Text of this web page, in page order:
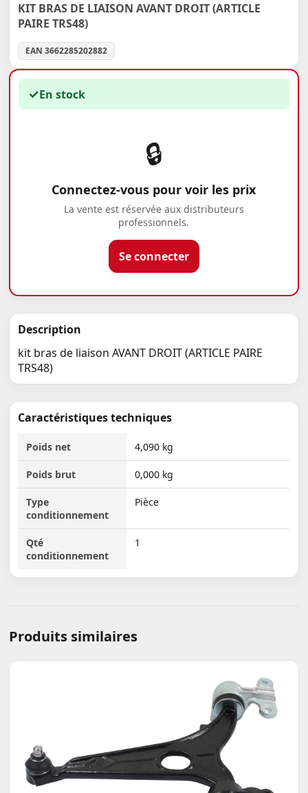
KIT BRAS DE LIAISON AVANT DROIT (ARTICLE
PAIRE TRS48)
EAN 3662285202882
✓En stock
🔒
Connectez-vous pour voir les prix
La vente est réservée aux distributeurs
professionnels.
Se connecter
Description
kit bras de liaison AVANT DROIT (ARTICLE PAIRE
TRS48)
Caractéristiques techniques
Poids net 4,090 kg
Poids brut 0,000 kg
Type
conditionnement
Pièce
Qté
conditionnement
1
Produits similaires